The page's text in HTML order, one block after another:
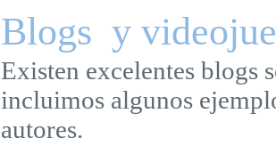
Blogs y
Existen excelentes blogs
incluimos algunos
autores.